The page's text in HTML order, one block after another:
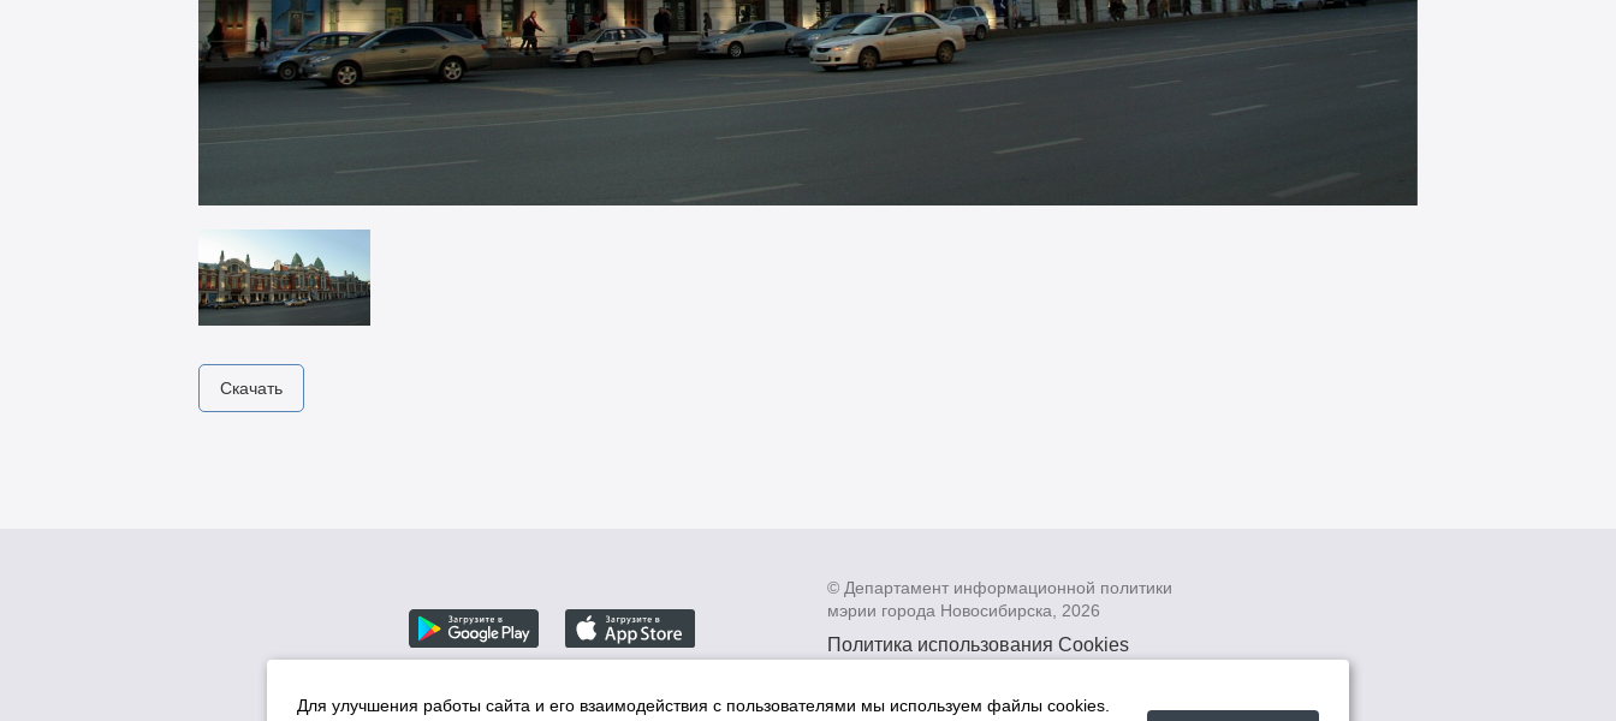
Скачать
© Департамент информационной политики
мэрии города Новосибирска, 2026
Политика использования Cookies
данных в информационных системах
Для улучшения работы сайта и его взаимодействия с пользователями мы используем файлы cookies.